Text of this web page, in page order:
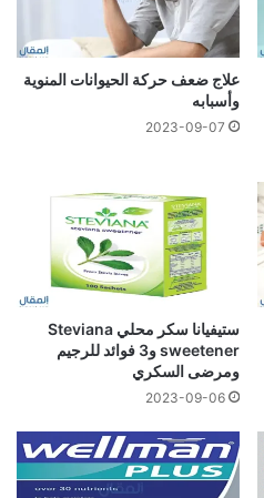
علاج ضعف حركة الحيوانات المنوية
وأسبابه
2023-09-07
ستيفيانا سكر محلي Steviana
sweetener و3 فوائد للرجيم
ومرضى السكري
2023-09-06